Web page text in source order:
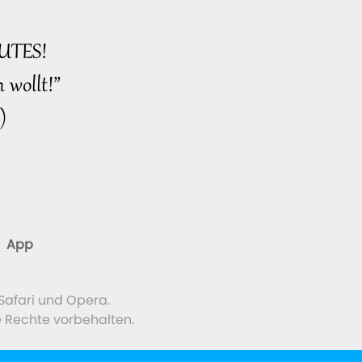
wollt!”
App
und Opera.
vorbehalten.